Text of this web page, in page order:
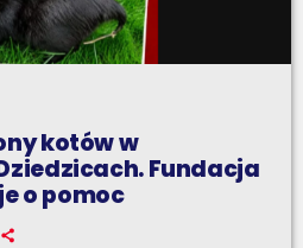
kotów w
Fundacja
o pomoc